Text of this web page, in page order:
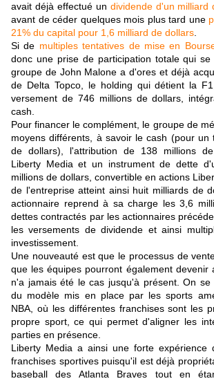
avait déjà effectué un dividende d'un milliard
avant de céder quelques mois plus tard une
21% du capital pour 1,6 milliard de dollars
Si de multiples tentatives de mise en
donc une prise de participation totale qui se
groupe de John Malone a d'ores et déjà
de Delta Topco, le holding qui détient la
versement de 746 millions de dollars,
cash.
Pour financer le complément, le groupe de
moyens différents, à savoir le cash (pour un
de dollars), l'attribution de 138 millions
Liberty Media et un instrument de dette
millions de dollars, convertible en actions
de l'entreprise atteint ainsi huit milliards de
actionnaire reprend à sa charge les 3,6
dettes contractés par les actionnaires
les versements de dividende et ainsi
investissement.
Une nouveauté est que le processus de
que les équipes pourront également devenir
n'a jamais été le cas jusqu'à présent. On se
du modèle mis en place par les sports
NBA, où les différentes franchises sont les
propre sport, ce qui permet d'aligner les
parties en présence.
Liberty Media a ainsi une forte expérience
franchises sportives puisqu'il est déjà
baseball des Atlanta Braves tout en